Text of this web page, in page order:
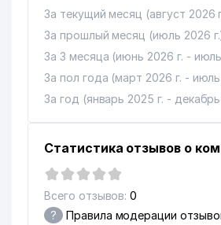
За текущий месяц (август 2026
За прошлый месяц (июль 2026
За 3 месяца (июнь 2026 г. -
За пол года (март 2026 г. - июль
За год (январь 2025 г. -
Статистика отзывов о
Всего отзывов: 0
? Правила модерации